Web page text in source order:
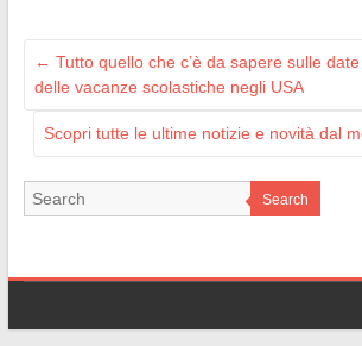
← Tutto quello che c’è da sapere sulle
delle vacanze scolastiche negli USA
Scopri tutte le ultime notizie e novità dal
Search